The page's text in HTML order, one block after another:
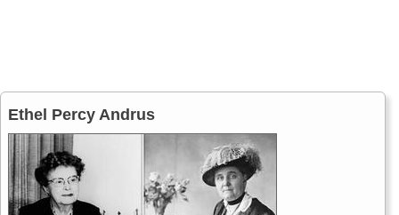
Ethel Percy Andrus